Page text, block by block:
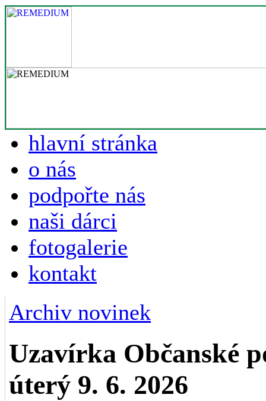
hlavní stránka
o nás
podpořte nás
naši dárci
fotogalerie
kontakt
Archiv novinek
Uzavírka Občanské
úterý 9. 6. 2026